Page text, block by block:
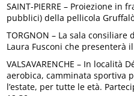
SAINT-PIERRE – Proiezione in
pubblici) della pellicola
TORGNON – La sala
Laura Fusconi che presenterà
VALSAVARENCHE – In
aerobica, camminata sportiva
l’estate, per tutte le età.